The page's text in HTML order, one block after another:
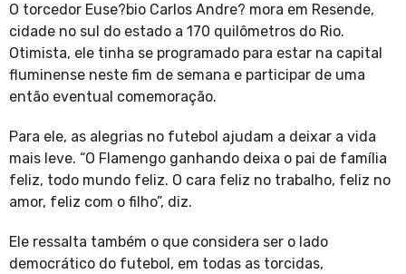
O torcedor Euse?bio Carlos Andre? mora em Resende,
cidade no sul do estado a 170 quilômetros do Rio.
Otimista, ele tinha se programado para estar na capital
fluminense neste fim de semana e participar de uma
então eventual comemoração.
Para ele, as alegrias no futebol ajudam a deixar a vida
mais leve. “O Flamengo ganhando deixa o pai de família
feliz, todo mundo feliz. O cara feliz no trabalho, feliz no
amor, feliz com o filho”, diz.
Ele ressalta também o que considera ser o lado
democrático do futebol, em todas as torcidas,